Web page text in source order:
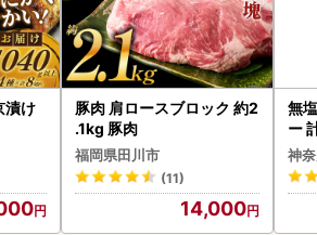
漬け
豚肉 肩ロースブロック 約2
.1kg 豚肉
福岡県田川市
(11)
14,000
無
ー
】
神